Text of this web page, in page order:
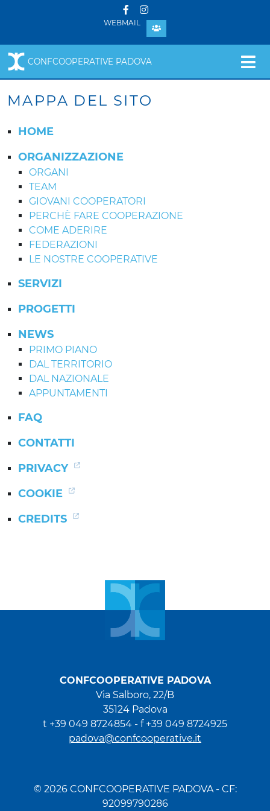
WEBMAIL
CONFCOOPERATIVE PADOVA
MAPPA DEL SITO
HOME
ORGANIZZAZIONE
ORGANI
TEAM
GIOVANI COOPERATORI
PERCHÈ FARE COOPERAZIONE
COME ADERIRE
FEDERAZIONI
LE NOSTRE COOPERATIVE
SERVIZI
PROGETTI
NEWS
PRIMO PIANO
DAL TERRITORIO
DAL NAZIONALE
APPUNTAMENTI
FAQ
CONTATTI
PRIVACY
COOKIE
CREDITS
CONFCOOPERATIVE PADOVA
Via Salboro, 22/B
35124 Padova
t +39 049 8724854 - f +39 049 8724925
padova@confcooperative.it
© 2026 CONFCOOPERATIVE PADOVA - CF:
92099790286